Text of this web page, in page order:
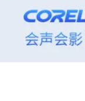
点。鉴于此，可将旁
轨道分贝调低。如果